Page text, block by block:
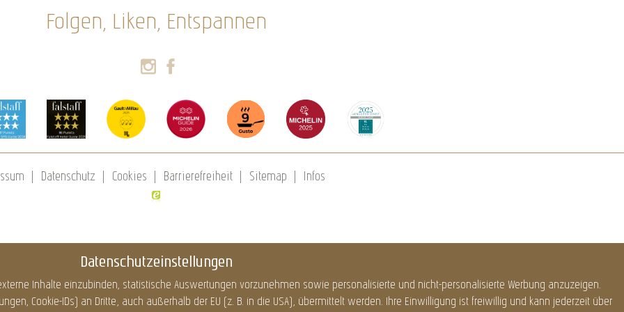
Datenschutzeinstellungen
Inhalte einzubinden, statistische Auswertungen vorzunehmen sowie personalisierte und nicht-personalisierte Werbung anzuzeigen.
Cookie-IDs) an Dritte, auch außerhalb der EU (z. B. in die USA), übermittelt werden. Ihre Einwilligung ist freiwillig und kann jederzeit über
Folgen, Liken, Entspannen
Datenschutz Cookies Barrierefreiheit Sitemap Infos